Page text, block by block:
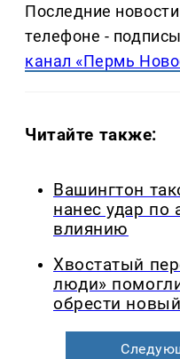
Последние
телефоне -
канал «Пермь
Читайте также:
Вашингтон
нанес удар по
влиянию
Хвостатый
люди»
обрести